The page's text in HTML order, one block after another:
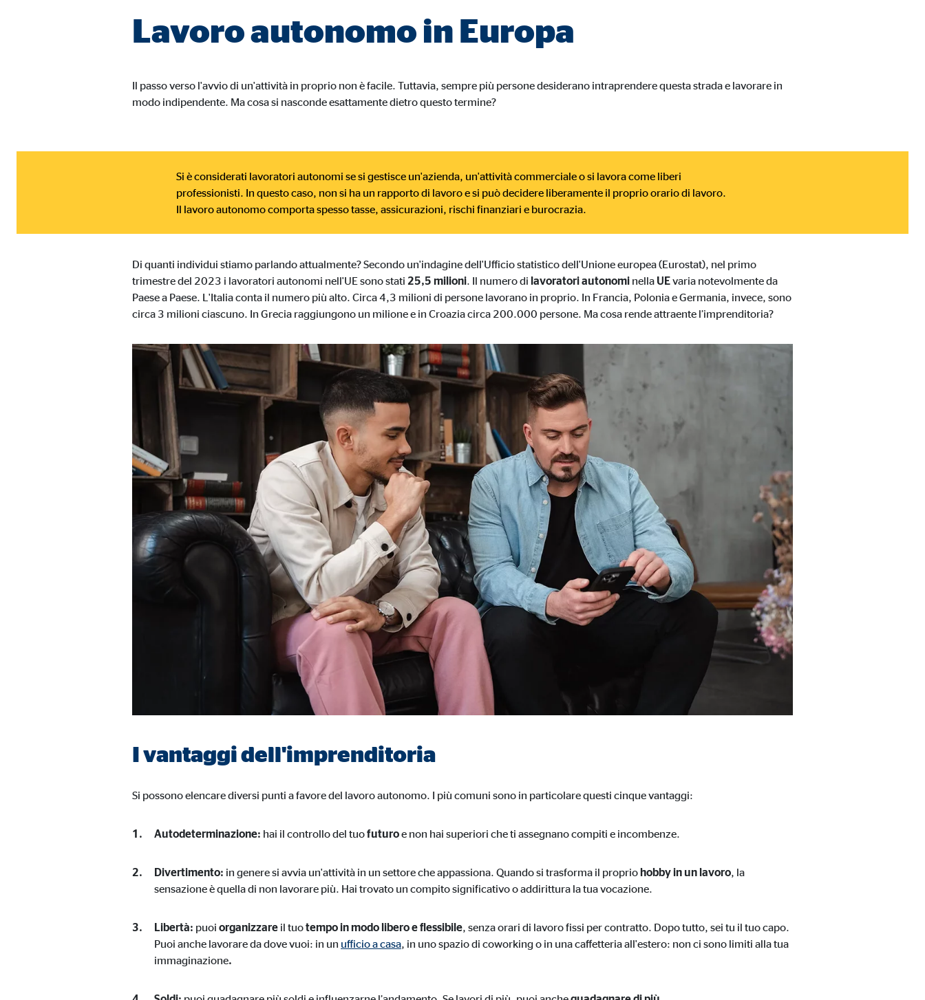
Lavoro autonomo in Europa
Il passo verso l'avvio di un'attività in proprio non è facile. Tuttavia, sempre più persone desiderano intraprendere questa strada e lavorare in
modo indipendente. Ma cosa si nasconde esattamente dietro questo termine?
Si è considerati lavoratori autonomi se si gestisce un'azienda, un'attività commerciale o si lavora come liberi
professionisti. In questo caso, non si ha un rapporto di lavoro e si può decidere liberamente il proprio orario di lavoro.
Il lavoro autonomo comporta spesso tasse, assicurazioni, rischi finanziari e burocrazia.
Di quanti individui stiamo parlando attualmente? Secondo un'indagine dell'Ufficio statistico dell'Unione europea (Eurostat), nel primo
trimestre del 2023 i lavoratori autonomi nell'UE sono stati 25,5 milioni. Il numero di lavoratori autonomi nella UEvaria notevolmente da
Paese a Paese. L'Italia conta il numero più alto. Circa 4,3 milioni di persone lavorano in proprio. In Francia, Polonia e Germania, invece, sono
circa 3 milioni ciascuno. In Grecia raggiungono un milione e in Croazia circa 200.000 persone. Ma cosa rende attraente l’imprenditoria?
I vantaggi dell'imprenditoria
Si possono elencare diversi punti a favore del lavoro autonomo. I più comuni sono in particolare questi cinque vantaggi:
Autodeterminazione: hai il controllo del tuofuturoe non hai superiori che ti assegnano compiti e incombenze.
Divertimento: in genere si avvia un'attività in un settore che appassiona. Quando si trasforma il propriohobby in un lavoro , la
sensazione è quella di non lavorare più. Hai trovato un compito significativo o addirittura la tua vocazione.
Libertà: puoi organizzare il tuotempo in modo libero e flessibile , senza orari di lavoro fissi per contratto. Dopo tutto, sei tu il tuo capo.
Puoi anche lavorare da dove vuoi: in un ufficio a casa , in uno spazio di coworking o in una caffetteria all'estero: non ci sono limiti alla tua
immaginazione.
YouTube
Finalità: Inclusione dei video